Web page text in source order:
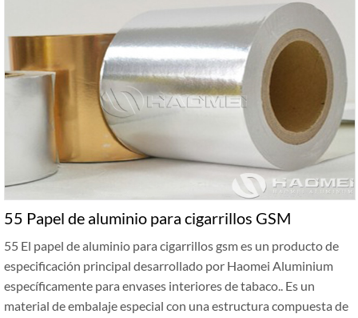
55 Papel de aluminio para cigarrillos GSM
55 El papel de aluminio para cigarrillos gsm es un producto de
especificación principal desarrollado por Haomei Aluminium
específicamente para envases interiores de tabaco.. Es un
material de embalaje especial con una estructura compuesta de